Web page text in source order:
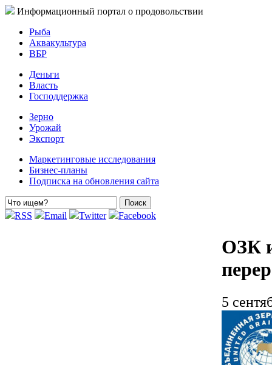
Информационный портал о продовольствии
Рыба
Аквакультура
ВБР
Деньги
Власть
Господдержка
Зерно
Урожай
Экспорт
Маркетинговые исследования
Бизнес-планы
Подписка на обновления сайта
RSS Email Twitter Facebook
ОЗК
5